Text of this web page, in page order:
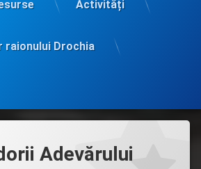
Activități
raionului Drochia
Adevărului